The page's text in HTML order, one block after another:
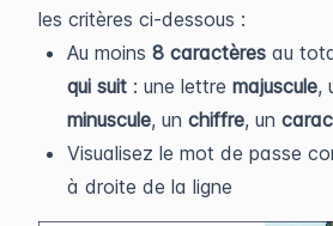
les critères ci-dessous :
Au moins 8 caractères au
qui suit : une lettre majuscule,
minuscule, un chiffre, un
Visualisez le mot de passe
à droite de la ligne